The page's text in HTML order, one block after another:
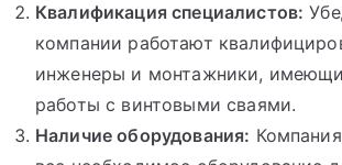
Квалификация специалистов:
компании работают
инженеры и монтажники,
работы с винтовыми сваями.
Наличие оборудования: